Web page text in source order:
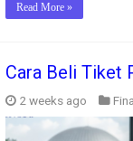
Read More »
Cara Beli Tiket
2 weeks ago